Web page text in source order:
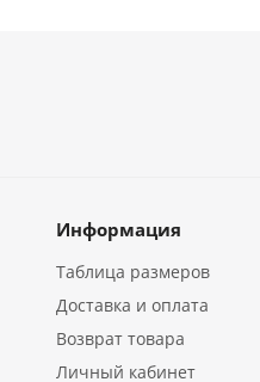
Информация
Таблица размеров
Доставка и оплата
Возврат товара
Личный кабинет